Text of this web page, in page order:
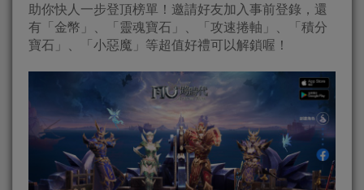
助你快人一步登頂榜單！邀請好友加入事前登錄，還
有「金幣」、「靈魂寶石」、「攻速捲軸」、「積分
寶石」、「小惡魔」等超值好禮可以解鎖喔！